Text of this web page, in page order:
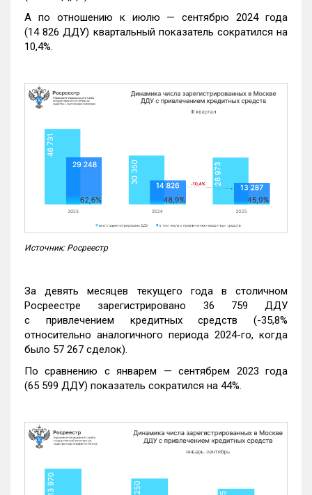
А по отношению к июлю — сентябрю 2024 года
(14 826 ДДУ) квартальный показатель сократился на
10,4%.
Источник: Росреестр
За девять месяцев текущего года в столичном
Росреестре зарегистрировано 36 759 ДДУ
с привлечением кредитных средств (-35,8%
относительно аналогичного периода 2024-го, когда
было 57 267 сделок).
По сравнению с январем — сентябрем 2023 года
(65 599 ДДУ) показатель сократился на 44%.